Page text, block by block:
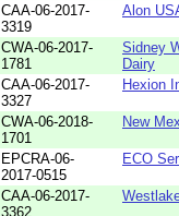
CAA-06-2017-
3319
Alon
CWA-06-2017-
1781
Sidney
Dairy
CAA-06-2017-
3327
Hexion
CWA-06-2018-
1701
New
EPCRA-06-
2017-0515
ECO
CAA-06-2017-
3362